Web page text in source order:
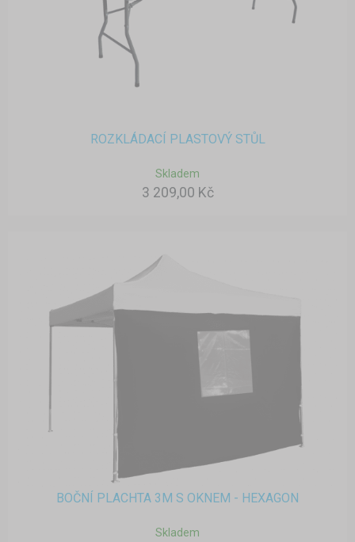
ROZKLÁDACÍ PLASTOVÝ STŮL
Skladem
3 209,00 Kč
BOČNÍ PLACHTA 3M S OKNEM - HEXAGON
Skladem